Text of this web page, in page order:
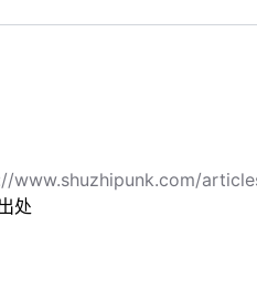
www.shuzhipunk.com/
处